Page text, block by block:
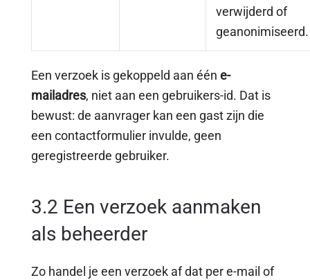
verwijderd of
geanonimiseerd.
Een verzoek is gekoppeld aan één e-
mailadres, niet aan een gebruikers-id. Dat is
bewust: de aanvrager kan een gast zijn die
een contactformulier invulde, geen
geregistreerde gebruiker.
3.2 Een verzoek aanmaken
als beheerder
Zo handel je een verzoek af dat per e-mail of